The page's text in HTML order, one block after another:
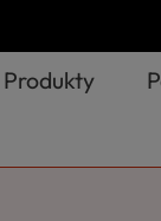
Produkty